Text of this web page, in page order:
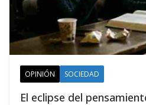
OPINIÓN SOCIEDAD
El eclipse del